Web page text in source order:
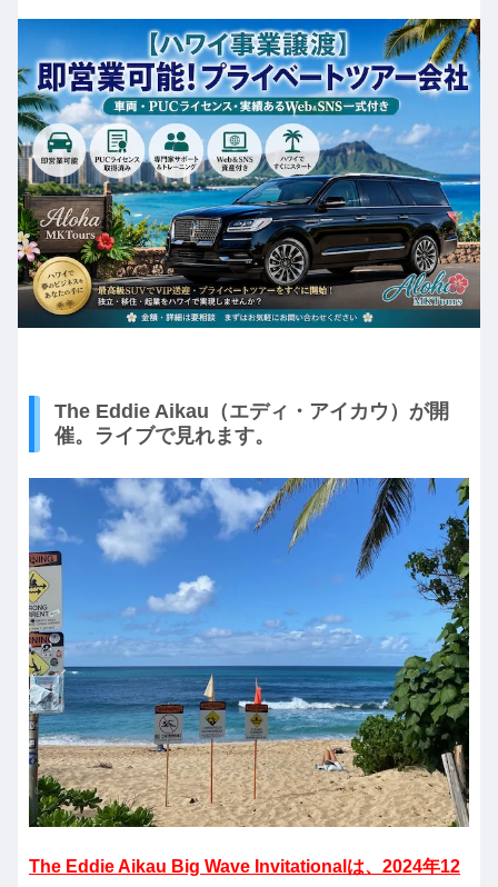
The Eddie Aikau（エディ・アイカウ）が開
催。ライブで見れます。
The Eddie Aikau Big Wave Invitationalは、2024年12